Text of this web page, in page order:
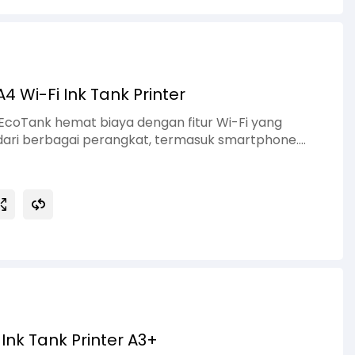
Wi-Fi Ink Tank Printer
hemat biaya dengan fitur Wi-Fi yang
berbagai perangkat, termasuk smartphone.
tinggi dengan biaya operasional sangat
dan mudah dikelola membuatnya ideal untuk
hingga workstation pribadi yang membutuhkan
Tank Printer A3+